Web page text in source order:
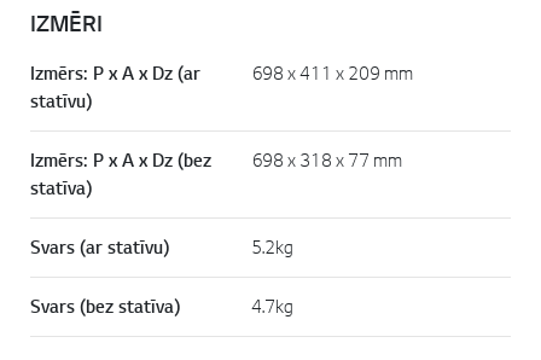
IZMĒRI
Izmērs: P x A x Dz (ar
statīvu)
698 x 411 x 209 mm
Izmērs: P x A x Dz (bez
statīva)
698 x 318 x 77 mm
Svars (ar statīvu) 5.2kg
Svars (bez statīva) 4.7kg